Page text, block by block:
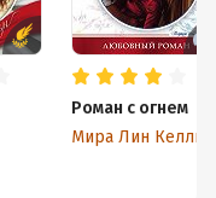
Роман с огнем
Мира Лин Келли